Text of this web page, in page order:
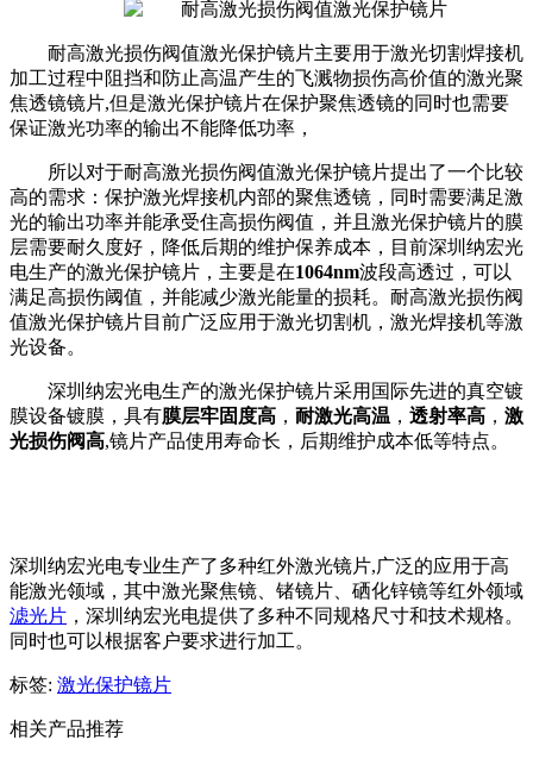
耐高激光损伤阀值激光保护镜片主要用于激光切割焊接机
加工过程中阻挡和防止高温产生的飞溅物损伤高价值的激光聚
焦透镜镜片,但是激光保护镜片在保护聚焦透镜的同时也需要
保证激光功率的输出不能降低功率，
所以对于耐高激光损伤阀值激光保护镜片提出了一个比较
高的需求：保护激光焊接机内部的聚焦透镜，同时需要满足激
光的输出功率并能承受住高损伤阀值，并且激光保护镜片的膜
层需要耐久度好，降低后期的维护保养成本，目前深圳纳宏光
电生产的激光保护镜片，主要是在1064nm波段高透过，可以
满足高损伤阈值，并能减少激光能量的损耗。耐高激光损伤阀
值激光保护镜片目前广泛应用于激光切割机，激光焊接机等激
光设备。
深圳纳宏光电生产的激光保护镜片采用国际先进的真空镀
膜设备镀膜，具有膜层牢固度高 ， 耐激光高温 ， 透射率高 ， 激
光损伤阀高,镜片产品使用寿命长，后期维护成本低等特点。
深圳纳宏光电专业生产了多种红外激光镜片,广泛的应用于高
能激光领域，其中激光聚焦镜、锗镜片、硒化锌镜等红外领域
滤光片 ，深圳纳宏光电提供了多种不同规格尺寸和技术规格。
同时也可以根据客户要求进行加工。
标签: 激光保护镜片
相关产品推荐